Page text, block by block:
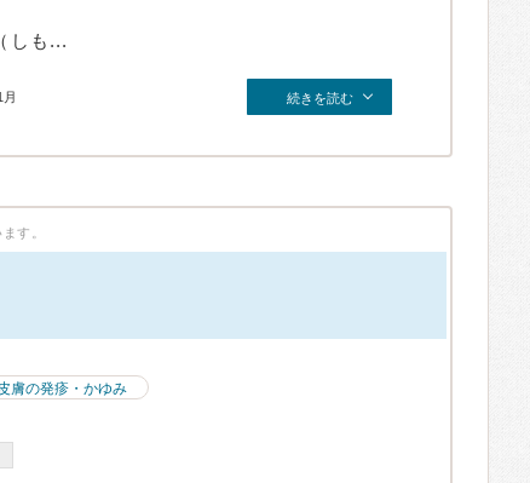
しも...
続きを読む
す。
膚の発疹・かゆみ